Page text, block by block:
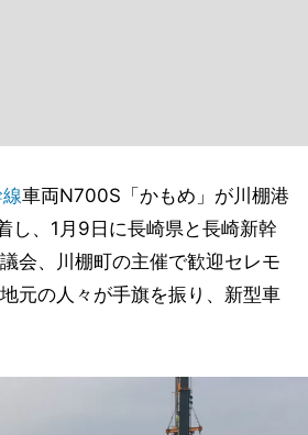
車両N700S「かもめ」が川棚港
し、1月9日に長崎県と長崎新幹
会、川棚町の主催で歓迎セレモ
元の人々が手旗を振り、新型車